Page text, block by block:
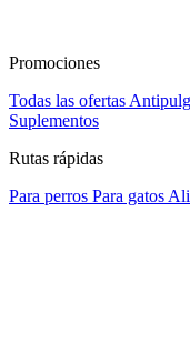
Promociones
Todas las ofertas
Suplementos
Rutas rápidas
Para perros Para gatos